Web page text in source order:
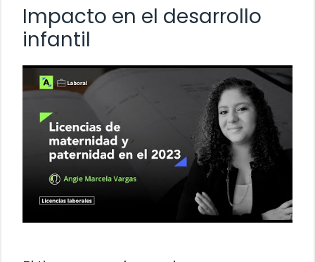
Impacto en el desarrollo
infantil